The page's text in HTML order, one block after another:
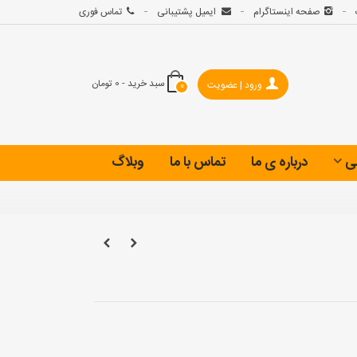
صفحه اینستاگرام ایمیل پشتیبانی تماس فوری
0 سبد خرید - 0 تومان ورود | عضویت
درباره ی ما تماس با ما وبلاگ